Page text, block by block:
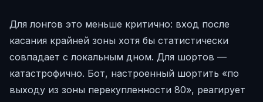
Для лонгов это меньше критично: вход после
касания крайней зоны хотя бы статистически
совпадает с локальным дном. Для шортов —
катастрофично. Бот, настроенный шортить «по
выходу из зоны перекупленности 80», реагирует